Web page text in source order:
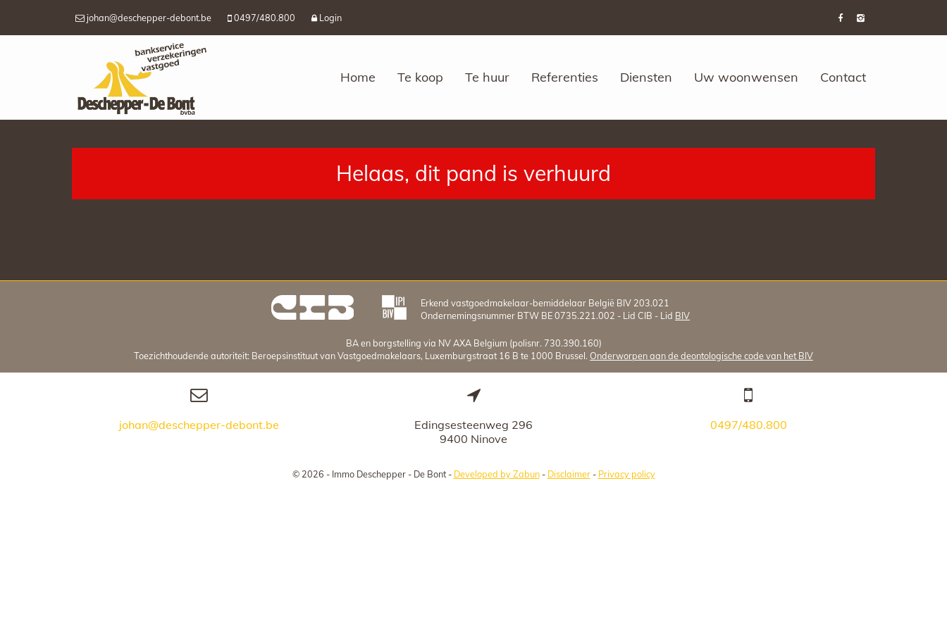
johan@deschepper-debont.be 0497/480.800 Login
Home Te koop Te huur Referenties Diensten Uw woonwensen Contact
Helaas, dit pand is verhuurd
Erkend vastgoedmakelaar-bemiddelaar België BIV 203.021
Ondernemingsnummer BTW BE 0735.221.002 - Lid CIB - Lid BIV
BA en borgstelling via NV AXA Belgium (polisnr. 730.390.160)
Toezichthoudende autoriteit: Beroepsinstituut van Vastgoedmakelaars, Luxemburgstraat 16 B te 1000 Brussel. Onderworpen aan de deontologische code van het BIV
johan@deschepper-debont.be
Edingsesteenweg 296
9400 Ninove
0497/480.800
© 2026 - Immo Deschepper - De Bont - Developed by Zabun- Disclaimer- Privacy policy